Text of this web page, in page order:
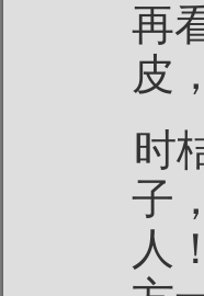
再
皮
时
子
人